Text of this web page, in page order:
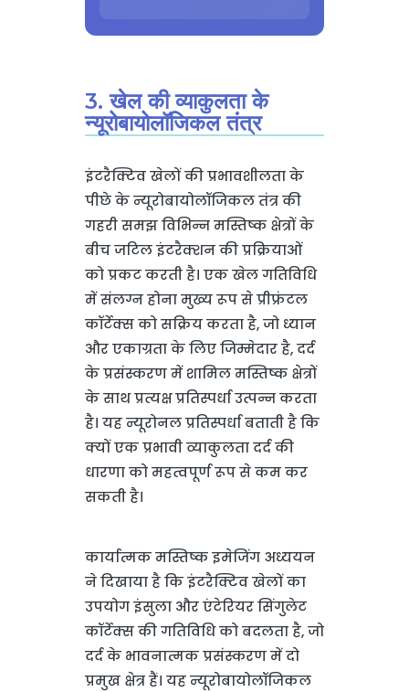
3. खेल की व्याकुलता के
न्यूरोबायोलॉजिकल तंत्र
इंटरैक्टिव खेलों की प्रभावशीलता के
पीछे के न्यूरोबायोलॉजिकल तंत्र की
गहरी समझ विभिन्न मस्तिष्क क्षेत्रों के
बीच जटिल इंटरैक्शन की प्रक्रियाओं
को प्रकट करती है। एक खेल गतिविधि
में संलग्न होना मुख्य रूप से प्रीफ्रंटल
कॉर्टेक्स को सक्रिय करता है, जो ध्यान
और एकाग्रता के लिए जिम्मेदार है, दर्द
के प्रसंस्करण में शामिल मस्तिष्क क्षेत्रों
के साथ प्रत्यक्ष प्रतिस्पर्धा उत्पन्न करता
है। यह न्यूरोनल प्रतिस्पर्धा बताती है कि
क्यों एक प्रभावी व्याकुलता दर्द की
धारणा को महत्वपूर्ण रूप से कम कर
सकती है।
कार्यात्मक मस्तिष्क इमेजिंग अध्ययन
ने दिखाया है कि इंटरैक्टिव खेलों का
उपयोग इंसुला और एंटेरियर सिंगुलेट
कॉर्टेक्स की गतिविधि को बदलता है, जो
दर्द के भावनात्मक प्रसंस्करण में दो
प्रमुख क्षेत्र हैं। यह न्यूरोबायोलॉजिकल